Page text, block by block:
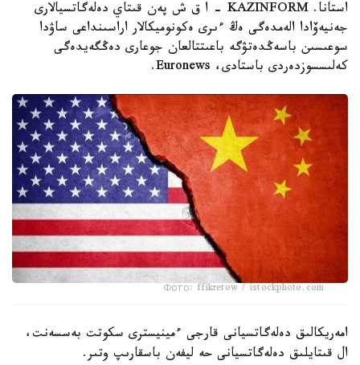
استانا. KAZINFORM – ا ق ش پەن قىتاي دەلەگاتسيالارى
جەنيەۆادا الەمدەگى ەڭ ءىرى ەكونوميكالار اراسىنداعى ساۋدا
سوعىسىن باسەڭدەتۋگە باعىتتالعان جوعارى دەڭگەيدەگى
كەلىسسوزدەردى باستادى، Euronews.
Фото: ffikretow / istockphoto.com
امەريكالىق دەلەگاتسيانى قارجى ءمينيسترى سكوتت بەسسەنت،
ال قىتايلىق دەلەگاتسيانى حە ليفەن باسقارىپ وتىر.